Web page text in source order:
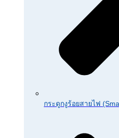
กระดูกงูร้อยสายไฟ